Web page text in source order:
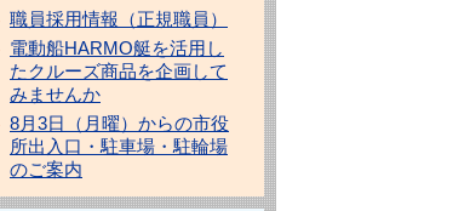
職員採用情報（正規職員）
電動船HARMO艇を活用し
たクルーズ商品を企画して
みませんか
8月3日（月曜）からの市役
所出入口・駐車場・駐輪場
のご案内